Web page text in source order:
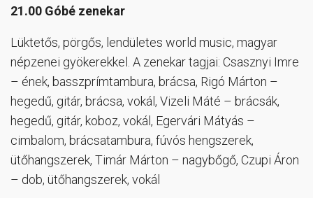
21.00 Góbé zenekar
Lüktetős, pörgős, lendületes world music, magyar
népzenei gyökerekkel. A zenekar tagjai: Csasznyi Imre
– ének, basszprímtambura, brácsa, Rigó Márton –
hegedű, gitár, brácsa, vokál, Vizeli Máté – brácsák,
hegedű, gitár, koboz, vokál, Egervári Mátyás –
cimbalom, brácsatambura, fúvós hengszerek,
ütőhangszerek, Timár Márton – nagybőgő, Czupi Áron
– dob, ütőhangszerek, vokál